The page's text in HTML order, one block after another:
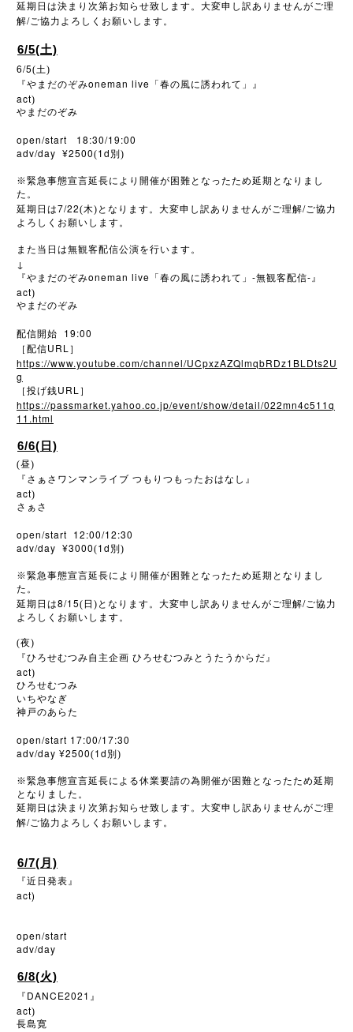
延期日は決まり次第お知らせ致します。大変申し訳ありませんがご理
解/ご協力よろしくお願いします。
6/5(土)
6/5(土)
『やまだのぞみoneman live 「春の風に誘われて」』
act)
やまだのぞみ
open/start 18:30/19:00
adv/day ¥2500(1d 別)
※緊急事態宣言延長により開催が困難となったため延期となりまし
た。
延期日は7/22(木)となります。大変申し訳ありませんがご理解/ご協力
よろしくお願いします。
また当日は無観客配信公演を行います。
↓
『やまだのぞみoneman live 「春の風に誘われて」 -無観客配信-』
act)
やまだのぞみ
配信開始 19:00
［配信URL ］
https://www.youtube.com/channel/UCpxzAZQlmqbRDz1BLDts2U
g
［投げ銭URL ］
https://passmarket.yahoo.co.jp/event/show/detail/022mn4c511q
11.html
6/6(日)
(昼)
『さぁさワンマンライブ つもりつもったおはなし』
act)
さぁさ
open/start 12:00/12:30
adv/day ¥3000(1d 別)
※緊急事態宣言延長により開催が困難となったため延期となりまし
た。
延期日は8/15(日)となります。大変申し訳ありませんがご理解/ご協力
よろしくお願いします。
(夜)
『ひろせむつみ自主企画 ひろせむつみとうたうからだ』
act)
ひろせむつみ
いちやなぎ
神戸のあらた
open/start 17:00/17:30
adv/day ¥2500(1d 別)
※緊急事態宣言延長による休業要請の為開催が困難となったため延期
となりました。
延期日は決まり次第お知らせ致します。大変申し訳ありませんがご理
解/ご協力よろしくお願いします。
6/7(月)
『近日発表』
act)
open/start
adv/day
6/8(火)
『 DANCE2021 』
act)
長島寛